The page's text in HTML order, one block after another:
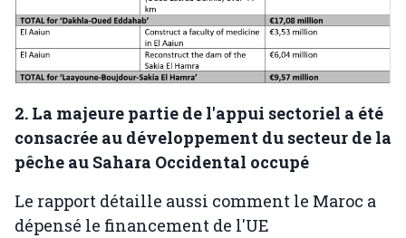
2. La majeure partie de l'appui sectoriel a été
consacrée au développement du secteur de la
pêche au Sahara Occidental occupé
Le rapport détaille aussi comment le Maroc a
dépensé le financement de l'UE